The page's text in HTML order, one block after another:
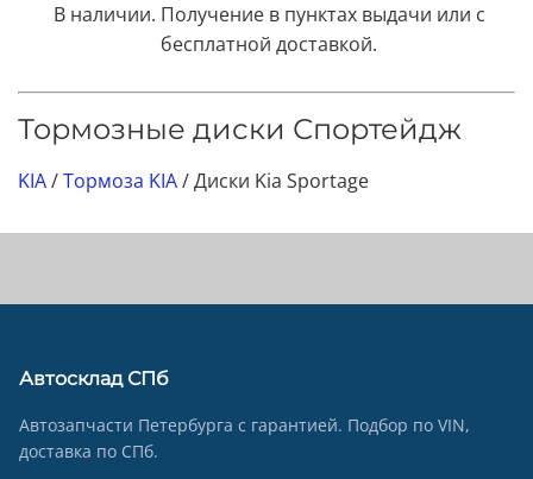
В наличии. Получение в пунктах выдачи или с
бесплатной доставкой.
Тормозные диски Спортейдж
KIA/Тормоза KIA/ Диски Kia Sportage
Автосклад СПб
Автозапчасти Петербурга с гарантией. Подбор по VIN,
доставка по СПб.